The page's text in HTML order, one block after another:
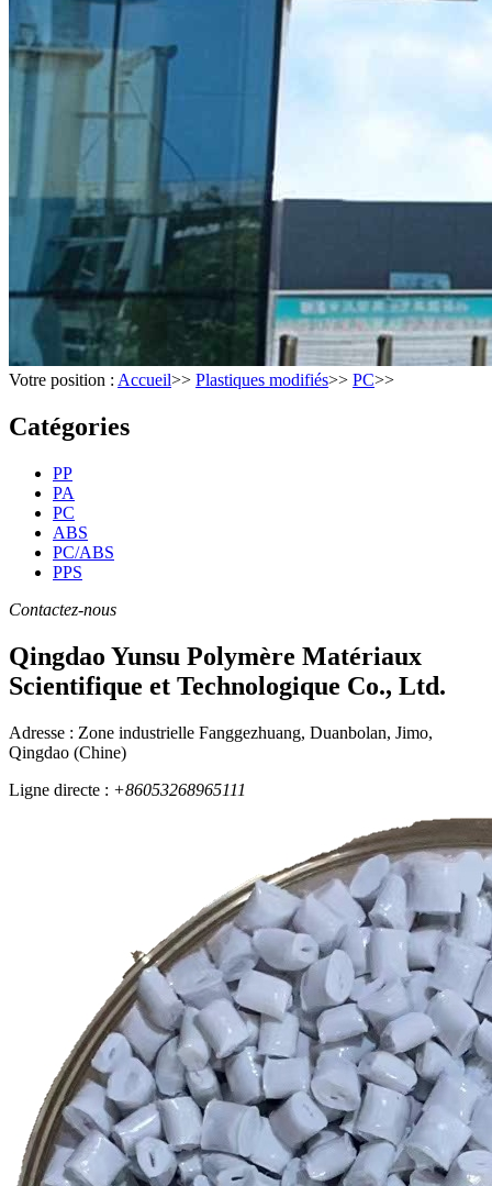
Votre position : Accueil>> Plastiques modifiés>> PC>>
Catégories
PP
PA
PC
ABS
PC/ABS
PPS
Contactez-nous
Qingdao Yunsu Polymère Matériaux
Scientifique et Technologique Co., Ltd.
Adresse : Zone industrielle Fanggezhuang, Duanbolan, Jimo,
Qingdao (Chine)
Ligne directe : +86053268965111